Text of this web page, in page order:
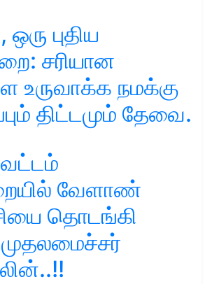
புதிய
சரியான
உருவாக்க நமக்கு
திட்டமும் தேவை.
வேளாண்
தொடங்கி